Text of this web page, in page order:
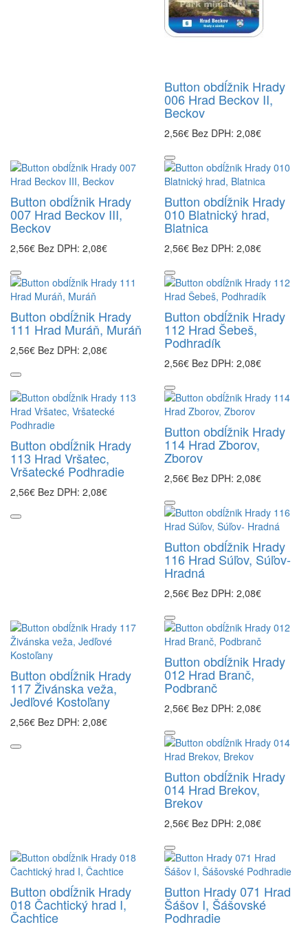
Button obdĺžnik Hrady
006 Hrad Beckov II,
Beckov
2,56€ Bez DPH: 2,08€
Button obdĺžnik Hrady
007 Hrad Beckov III,
Beckov
2,56€ Bez DPH: 2,08€
Button obdĺžnik Hrady
010 Blatnický hrad,
Blatnica
2,56€ Bez DPH: 2,08€
Button obdĺžnik Hrady
111 Hrad Muráň, Muráň
2,56€ Bez DPH: 2,08€
Button obdĺžnik Hrady
112 Hrad Šebeš,
Podhradík
2,56€ Bez DPH: 2,08€
Button obdĺžnik Hrady
113 Hrad Vršatec,
Vršatecké Podhradie
2,56€ Bez DPH: 2,08€
Button obdĺžnik Hrady
114 Hrad Zborov,
Zborov
2,56€ Bez DPH: 2,08€
Button obdĺžnik Hrady
116 Hrad Súľov, Súľov-
Hradná
2,56€ Bez DPH: 2,08€
Button obdĺžnik Hrady
117 Živánska veža,
Jedľové Kostoľany
2,56€ Bez DPH: 2,08€
Button obdĺžnik Hrady
012 Hrad Branč,
Podbranč
2,56€ Bez DPH: 2,08€
Button obdĺžnik Hrady
014 Hrad Brekov,
Brekov
2,56€ Bez DPH: 2,08€
Button obdĺžnik Hrady
018 Čachtický hrad I,
Čachtice
Button Hrady 071 Hrad
Šášov I, Šášovské
Podhradie